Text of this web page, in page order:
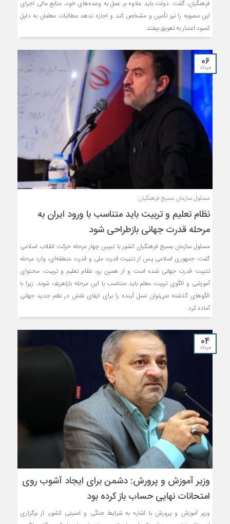
فرهنگیان، گفت: دولت باید علاوه بر عمل به وعده‌های خود، منابع مالی اجرای
این مصوبه را نیز تأمین و مشخص کند و اجازه ندهد مطالبات معلمان به دلیل
کمبود اعتبار به تعویق بیفتد.
06
مرداد
مسئول سازمان بسیج فرهنگیان:
نظام تعلیم و تربیت باید متناسب با ورود ایران به
مرحله قدرت جهانی بازطراحی شود
مسئول سازمان بسیج فرهنگیان کشور با تبیین چهار مرحله حرکت انقلاب اسلامی
گفت: جمهوری اسلامی پس از تثبیت قدرت ملی و قدرت منطقه‌ای، وارد مرحله
تثبیت قدرت جهانی شده است و از همین رو، نظام تعلیم و تربیت، محتوای
آموزشی و الگوی تربیت معلم باید متناسب با این مرحله بازتعریف شوند. زیرا با
الگوهای گذشته نمی‌توان نسل آینده را برای ایفای نقش در نظم جدید جهانی
آماده کرد.
04
مرداد
وزیر آموزش و پرورش: دشمن برای ایجاد آشوب روی
امتحانات نهایی حساب باز کرده بود
وزیر آموزش و پرورش با اشاره به شرایط جنگی و امنیتی کشور، از برگزاری